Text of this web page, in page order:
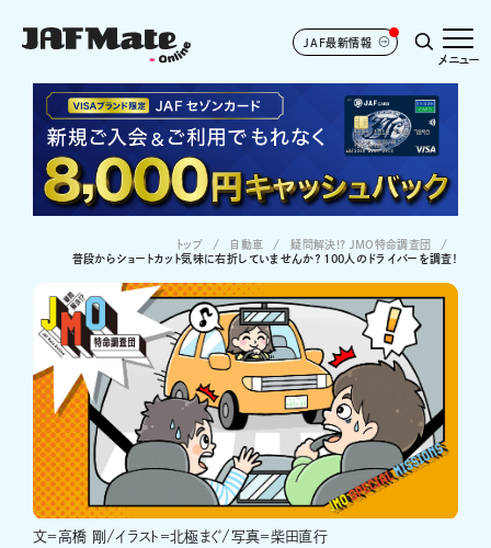
JAF最新情報
メニュー
トップ 自動車
疑問解決!? JMO特命調査団
普段からショートカット気味に右折していませんか？ 100人のドライバーを調査！
文＝高橋 剛/イラスト＝北極まぐ/写真＝柴田直行